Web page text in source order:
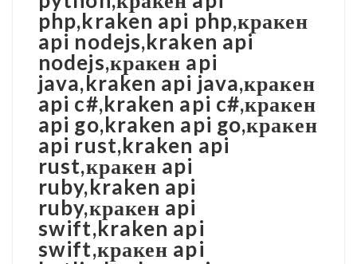
php,kraken api php,кракен
api nodejs,kraken api
nodejs,кракен api
java,kraken api java,кракен
api c#,kraken api c#,кракен
api go,kraken api go,кракен
api rust,kraken api
rust,кракен api
ruby,kraken api
ruby,кракен api
swift,kraken api
swift,кракен api